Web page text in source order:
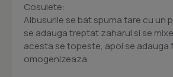
Cosulete:
Albusurile se bat spuma tare cu un
se adauga treptat zaharul si se
acesta se topeste, apoi se adauga
omogenizeaza.